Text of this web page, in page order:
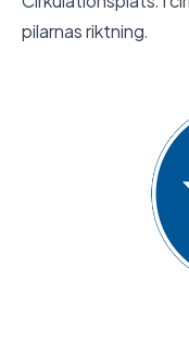
pilarnas riktning.